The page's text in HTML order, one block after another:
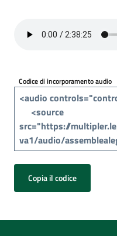
Per
Per
cittadini
Codice di incorporamento audio
Copia il codice